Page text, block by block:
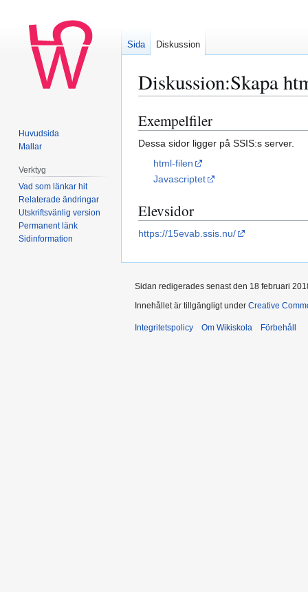
Diskussion:Skapa
Hoppa
till
navigering
Hoppa
till
sök
Exempelfiler
Dessa sidor ligger på SSIS:s server.
html-filen
Javascriptet
Elevsidor
https://15evab.ssis.nu/
Sida Diskussion
Huvudsida
Mallar
Verktyg
Vad som länkar hit
Relaterade ändringar
Utskriftsvänlig version
Permanent länk
Sidinformation
Sidan redigerades senast den 18 februari
Innehållet är tillgängligt under Creative
Integritetspolicy Om Wikiskola Förbehåll